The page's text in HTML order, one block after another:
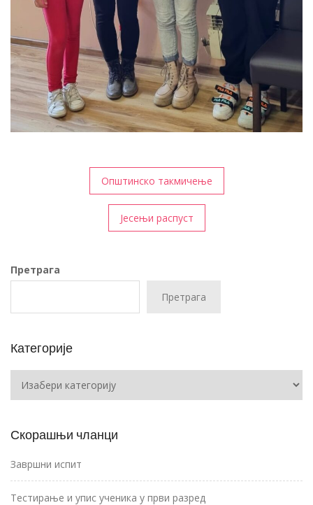
Општинско такмичење
Јесењи распуст
Претрага
Претрага
Категорије
Скорашњи чланци
Завршни испит
Тестирање и упис ученика у први разред